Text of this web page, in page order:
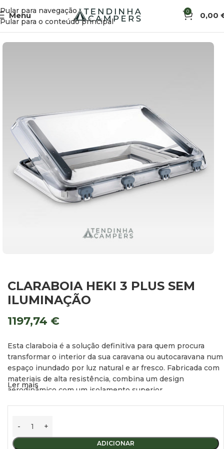
Pular para navegação
Pular para o conteúdo principal
Menu 0 0,00
Início Acessórios de Veículo Ventilação e Clarabóias
CLARABOIA HEKI 3 PLUS SEM
ILUMINAÇÃO
1197,74 €
Esta claraboia é a solução definitiva para quem procura
transformar o interior da sua caravana ou autocaravana num
espaço inundado por luz natural e ar fresco. Fabricada com
materiais de alta resistência, combina um design
aerodinâmico com um isolamento superior.
Isolamento Térmico Avançado:Equipada comvidro duplo
acrílicoe um estore interior de tecido tipofavo de mel
Ler mais
ADICIONAR